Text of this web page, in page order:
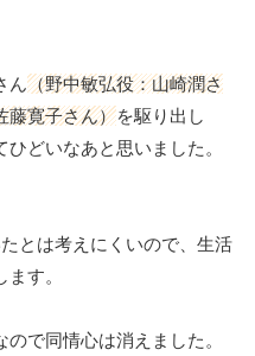
ん（野中敏弘役：山崎潤さ
藤寛子さん）を駆り出し
どいなあと思いました。
とは考えにくいので、生活
す。
で同情心は消えました。